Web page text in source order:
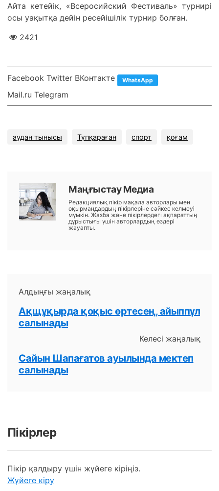
Айта кетейік, «Всеросийский Фестиваль» турнирі
осы уақытқа дейін ресейішілік турнир болған.
2421
Facebook Twitter ВКонтакте WhatsApp
Mail.ru Telegram
аудан тынысы Түпқараған спорт қоғам
Маңғыстау Медиа
Редакциялық пікір мақала авторлары мен
оқырмандардың пікірлеріне сәйкес келмеуі
мүмкін. Жазба және пікірлердегі ақпараттың
дұрыстығы үшін авторлардың өздері
жауапты.
Алдыңғы жаңалық
Ақщұқырда қоқыс өртесең, айыппұл
салынады
Келесі жаңалық
Сайын Шапағатов ауылында мектеп
салынады
Пікірлер
Пікір қалдыру үшін жүйеге кіріңіз.
Жүйеге кіру